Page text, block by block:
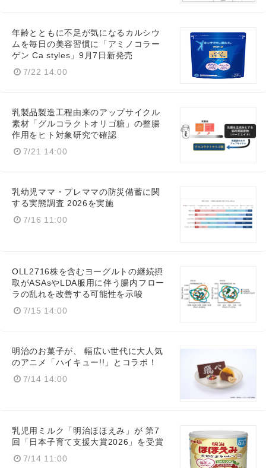
年齢とともに不足が気になるカルシウ
ムを毎日の美容習慣に「アミノコラー
ゲン Ca styles」9月7日新発売
7/22 14:00
乳製品製造工程由来のアップサイクル
素材「グルコラクトオリゴ糖」の整腸
作用をヒト対象研究で確認
7/21 14:00
乳幼児ママ・プレママの防災備蓄に関
する実態調査 2026を実施
7/16 11:00
OLL2716株を含むヨーグルトの継続摂
取がASAsやLDA服用に伴う腸内フロー
ラの乱れを改善する可能性を示唆
7/15 14:00
明治のお菓子が、 幅広い世代に大人気
のアニメ「ハイキュー!!」とコラボ！
7/14 14:00
乳児用ミルク「明治ほほえみ」が 第7
回「日本子育て支援大賞2026」を受賞
7/14 11:00
Japanese